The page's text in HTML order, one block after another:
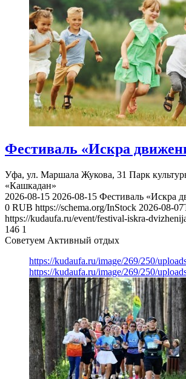
Фестиваль «Искра
Уфа, ул. Маршала Жукова, 31 Парк
«Кашкадан»
2026-08-15 2026-08-15 Фестиваль «Искра
0 RUB https://schema.org/InStock 2026-08-
https://kudaufa.ru/event/festival-iskra-
146 1
Советуем Активный отдых
https://kudaufa.ru/image/269/250/
https://kudaufa.ru/image/269/250/